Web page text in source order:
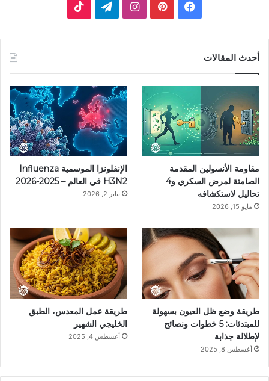
فيسبوكبينتيريستانستقرامتيلقرام
أحدث المقالات
مقاومة الأنسولين المقدمة
الصامتة لمرض السكري و4
تحاليل لاستكشافه
مايو 15, 2026
الإنفلونزا الموسمية Influenza
H3N2 في العالم – 2025-2026
يناير 2, 2026
طريقة وضع ظل العيون بسهولة
للمبتدئات: 5 خطوات ونصائح
لإطلالة جذابة
أغسطس 8, 2025
طريقة عمل المعدس، الطبق
الخليجي الشهير
أغسطس 4, 2025